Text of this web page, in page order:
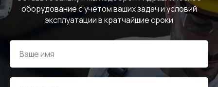
оборудование с учётом ваших задач и условий
эксплуатации в кратчайшие сроки